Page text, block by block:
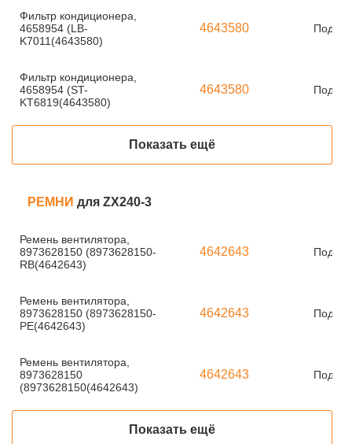
Фильтр кондиционера,
4658954 (LB-
K7011(4643580)
4643580 Под
Фильтр кондиционера,
4658954 (ST-
KT6819(4643580)
4643580 Под
Показать ещё
РЕМНИ для ZX240-3
Ремень вентилятора,
8973628150 (8973628150-
RB(4642643)
4642643 Под
Ремень вентилятора,
8973628150 (8973628150-
PE(4642643)
4642643 Под
Ремень вентилятора,
8973628150
(8973628150(4642643)
4642643 Под
Показать ещё